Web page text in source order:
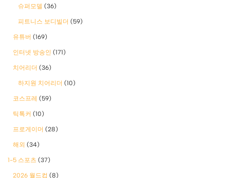
슈퍼모델 (36)
피트니스 보디빌더 (59)
유튜버 (169)
인터넷 방송인 (171)
치어리더 (36)
하지원 치어리더 (10)
코스프레 (59)
틱톡커 (10)
프로게이머 (28)
해외 (34)
1-5 스포츠 (37)
2026 월드컵 (8)